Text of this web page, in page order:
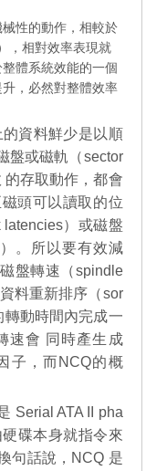
性的動作，相較於
，相對效率表現就
體系統效能的一個
，必然對整體效率
資料鮮少是以順
盤或磁軌（sector
的存取動作，都會
頭可以讀取的位
）或磁盤
。所以要有效減
盤轉速（spindle
料重新排序（sor
動時間內完成一
速會 同時產生成
子，而NCQ的概
Serial ATA II pha
碟本身就指令來
句話說，NCQ 是